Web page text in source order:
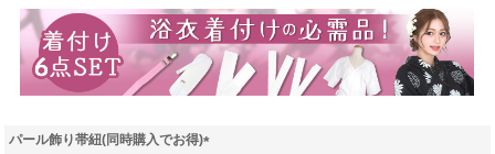
須
)
パール飾り帯紐(同時購入でお得)